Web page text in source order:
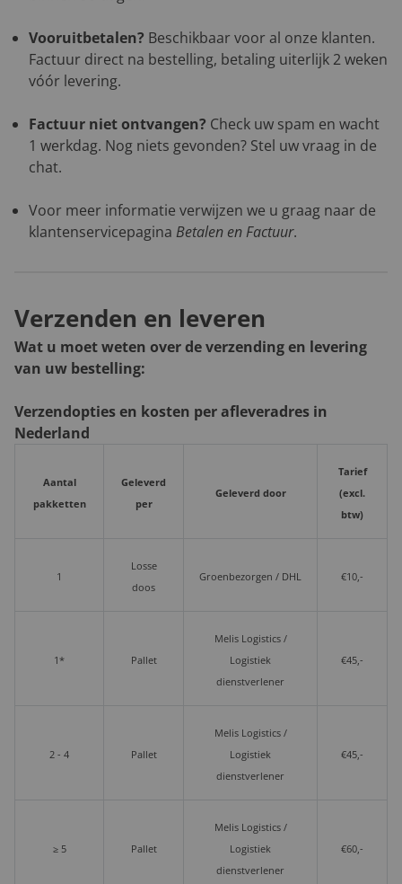
Vooruitbetalen? Beschikbaar voor al onze klanten.
Factuur direct na bestelling, betaling uiterlijk 2 weken
vóór levering.
Factuur niet ontvangen? Check uw spam en wacht
1 werkdag. Nog niets gevonden? Stel uw vraag in de
chat.
Voor meer informatie verwijzen we u graag naar de
klantenservicepagina Betalen en Factuur.
Verzenden en leveren
Wat u moet weten over de verzending en levering
van uw bestelling:
Verzendopties en kosten per afleveradres in
Nederland
Aantal
pakketten
Geleverd
per
Geleverd door
Tarief
(excl.
btw)
1
Losse
doos
Groenbezorgen / DHL €10,-
1* Pallet
Melis Logistics /
Logistiek
dienstverlener
€45,-
2 - 4 Pallet
Melis Logistics /
Logistiek
dienstverlener
€45,-
≥ 5 Pallet
Melis Logistics /
Logistiek
dienstverlener
€60,-